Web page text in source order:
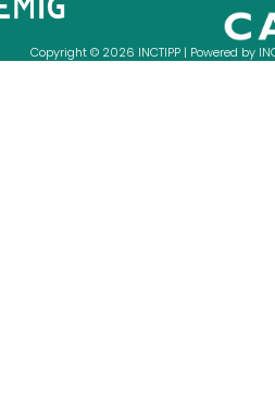
Copyright © 2026 INCTIPP | Powered by